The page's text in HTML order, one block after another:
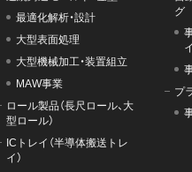
最適化解析・設計
大型表面処理
大型機械加工・装置組立
MAW事業
ロール製品（長尺ロール、大
型ロール）
ICトレイ（半導体搬送トレ
イ）
グ
プ